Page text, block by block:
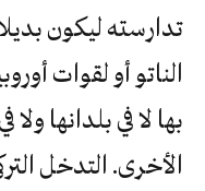
تدارسته ليكون
الناتو أو لقوات
بها لا في بلدانها ولا
الأخرى. التدخل